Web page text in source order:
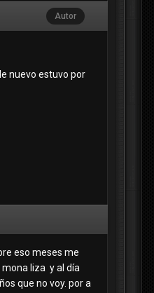
Autor
nuevo estuvo por
eso meses me
liza y al día
que no voy. por a